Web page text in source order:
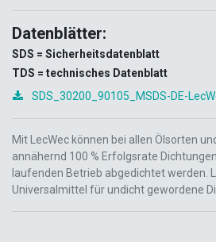
Datenblätter:
SDS = Sicherheitsdatenblatt
TDS = technisches Datenblatt
SDS_30200_90105_MSDS-DE-
Mit LecWec können bei allen Ölsorten
annähernd 100 % Erfolgsrate
laufenden Betrieb abgedichtet werden.
Universalmittel für undicht gewordene